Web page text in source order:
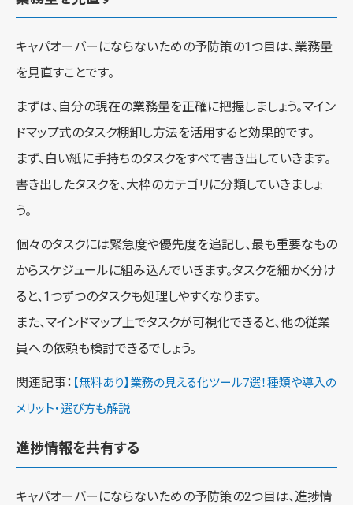
キャパオーバーにならないための予防策の1つ目は、業務量
を見直すことです。
まずは、自分の現在の業務量を正確に把握しましょう。マイン
ドマップ式のタスク棚卸し方法を活用すると効果的です。
まず、白い紙に手持ちのタスクをすべて書き出していきます。
書き出したタスクを、大枠のカテゴリに分類していきましょ
う。
個々のタスクには緊急度や優先度を追記し、最も重要なもの
からスケジュールに組み込んでいきます。タスクを細かく分け
ると、1つずつのタスクも処理しやすくなります。
また、マインドマップ上でタスクが可視化できると、他の従業
員への依頼も検討できるでしょう。
関連記事： 【無料あり】業務の見える化ツール7選！種類や導入の
メリット・選び方も解説
進捗情報を共有する
キャパオーバーにならないための予防策の2つ目は、進捗情